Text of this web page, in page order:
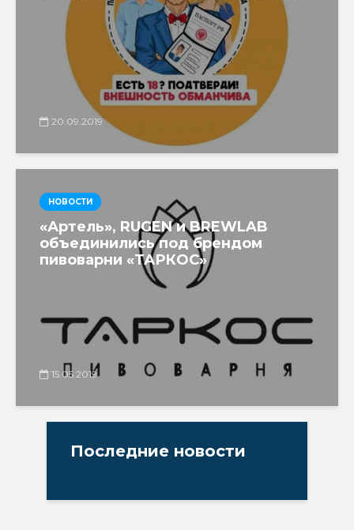
20.09.2019
НОВОСТИ
«Артель», RUGEN и BREWLAB
объединились под брендом
пивоварни «ТАРКОС»
15.05.2019
Последние новости